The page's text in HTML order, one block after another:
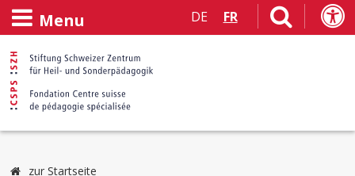
Menu DE FR
zur Startseite